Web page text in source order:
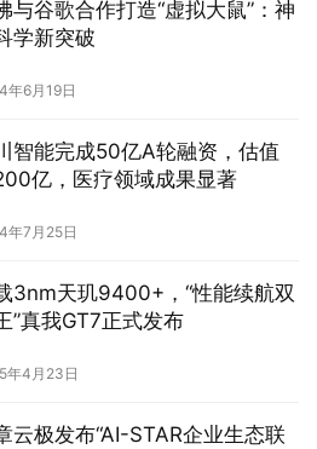
与谷歌合作打造“虚拟大鼠”：神
学新突破
年6月19日
智能完成50亿A轮融资，估值
亿，医疗领域成果显著
年7月25日
3nm天玑9400+，“性能续航双
”真我GT7正式发布
年4月23日
云极发布“AI-STAR企业生态联